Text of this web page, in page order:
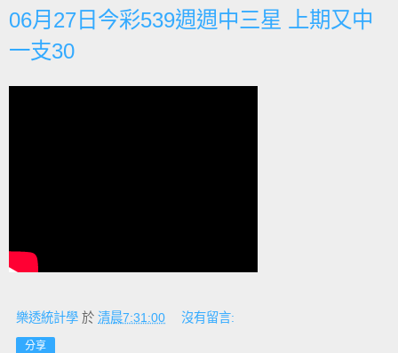
06月27日今彩539週週中三星 上期又中
一支30
樂透統計學 於 清晨7:31:00 沒有留言:
分享